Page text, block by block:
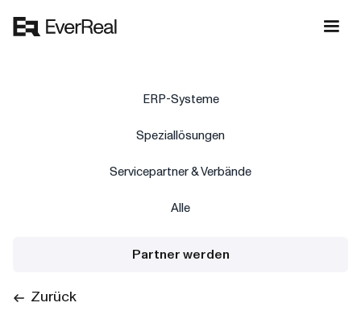
ERP-Systeme
Speziallösungen
Servicepartner & Verbände
Alle
Partner werden
Zurück